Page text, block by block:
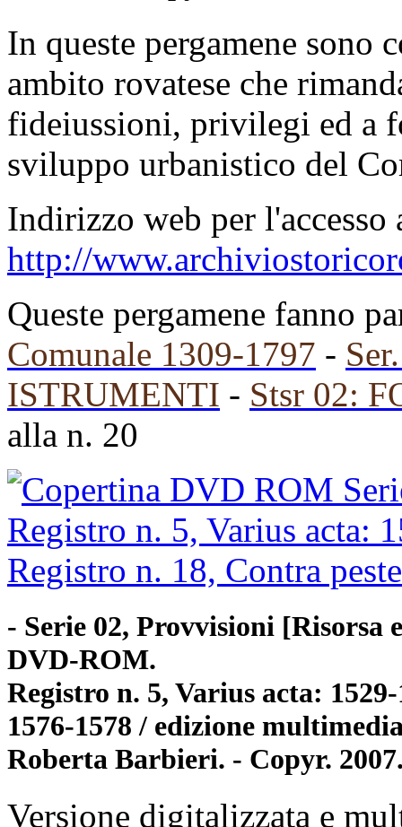
In queste pergamene
ambito rovatese che
fideiussioni, privilegi ed a
sviluppo urbanistico del
Indirizzo web per
http://
Queste pergamene fanno
Comunale 1309-1797 -
ISTRUMENTI - Stsr 02:
alla n. 20
- Serie 02, Provvisioni [Risorsa
DVD-ROM.
Registro n. 5, Varius acta:
1576-1578 / edizione
Roberta Barbieri. - Copyr.
Versione digitalizzata e